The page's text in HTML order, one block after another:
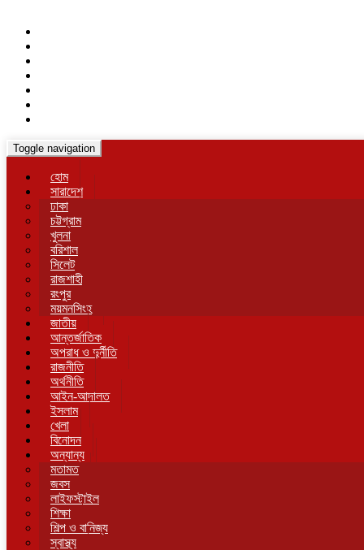
Toggle navigation
হোম
সারাদেশ
ঢাকা
চট্টগ্রাম
খুলনা
বরিশাল
সিলেট
রাজশাহী
রংপুর
ময়মনসিংহ
জাতীয়
আন্তর্জাতিক
অপরাধ ও দুর্নীতি
রাজনীতি
অর্থনীতি
আইন-আদালত
ইসলাম
খেলা
বিনোদন
অন্যান্য
মতামত
জবস
লাইফস্টাইল
শিক্ষা
শিল্প ও বানিজ্য
স্বাস্থ্য